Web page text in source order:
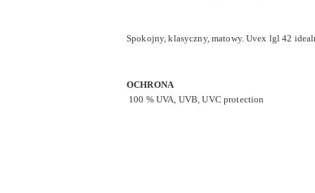
Spokojny, klasyczny, matowy. Uvex lgl 42
OCHRONA
100 % UVA, UVB, UVC protection